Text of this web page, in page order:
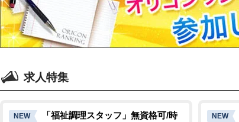
求人特集
NEW
「福祉調理スタッフ」無資格可/時
NEW